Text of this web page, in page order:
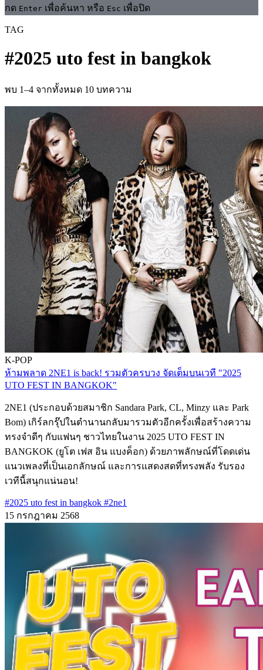
กด Enter เพื่อค้นหา หรือ Esc เพื่อปิด
TAG
#2025 uto fest in bangkok
พบ 1–4 จากทั้งหมด 10 บทความ
K-POP
ห้ามพลาด 2NE1 is back! รวมตัวครบวง จัดเต็มบนเวที "2025
UTO FEST IN BANGKOK"
2NE1 (ประกอบด้วยสมาชิก Sandara Park, CL, Minzy และ Park
Bom) เกิร์ลกรุ๊ปในตำนานกลับมารวมตัวอีกครั้งเพื่อสร้างความ
ทรงจำดีๆ กับแฟนๆ ชาวไทยในงาน 2025 UTO FEST IN
BANGKOK (ยูโต เฟส อิน แบงค็อก)​ ​ด้วยภาพลักษณ์ที่โดดเด่น
แนวเพลงที่เป็นเอกลักษณ์ และการแสดงสดที่ทรงพลัง รับรอง
เวทีนี้สนุกแน่นอน!
#2025 uto fest in bangkok #2ne1
15 กรกฎาคม 2568